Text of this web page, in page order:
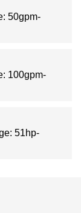
50gpm-
100gpm-
51hp-